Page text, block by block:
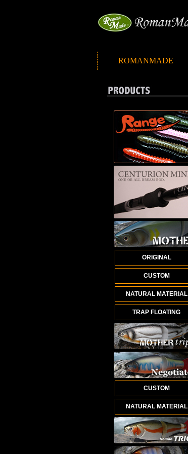
ROMANMADE
ORIGINAL
CUSTOM
NATURAL MATERIAL
TRAP FLOATING
CUSTOM
NATURAL MATERIAL